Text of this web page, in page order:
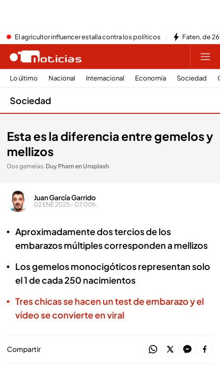
El agricultor influencer estalla contra los políticos Faten, de
Lo último Nacional Internacional Economía Sociedad
Sociedad
Esta es la diferencia entre gemelos y
mellizos
Dos gemelas. Duy Pham en Unsplash
Juan García Garrido
02 ENE 2025 - 07:00h.
Aproximadamente dos tercios de los
embarazos múltiples corresponden a mellizos
Los gemelos monocigóticos representan solo
el 1 de cada 250 nacimientos
Tres chicas se hacen un test de embarazo y el
vídeo se convierte en viral
Compartir